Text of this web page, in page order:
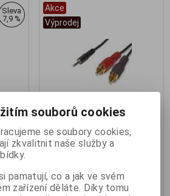
Sleva
7,9 %
15
15m
Akce
Výprodej
PremiumCord kjack2cin kabel
Jack 2.5mm- 2xCinch 2m
Katalogové číslo:
k_kjack2cin
Záruka (měsíců):24
Termín dodání (dny):skladem
souborů cookies
se soubory cookies,
zkvalitnit naše služby a
pamatují, co a jak ve svém
zařízení děláte. Díky tomu